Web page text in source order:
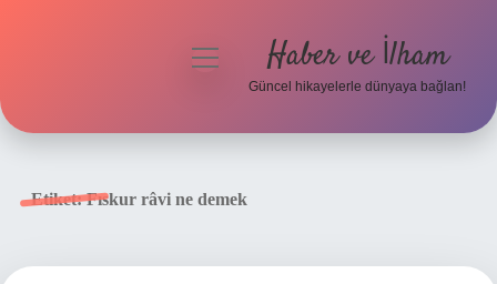
menüyü
Haber ve İlham
Güncel hikayelerle dünyaya bağlan!
Etiket:Fıskur râvi ne demek